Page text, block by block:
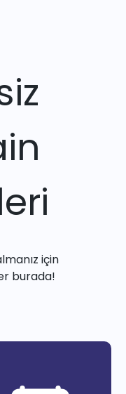
için
burada!